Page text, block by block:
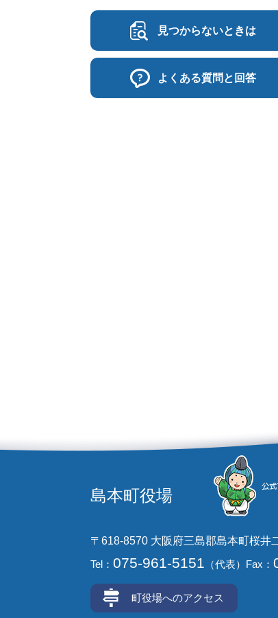
見つからないときは
よくある質問と回答
島本町役場
〒618-8570 大阪府三島郡島本町桜井
Tel： 075-961-5151 （代表） Fax：
町役場へのアクセス